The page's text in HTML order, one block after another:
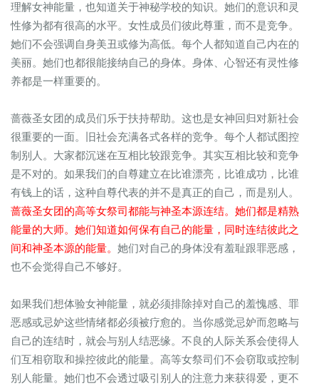
理解女神能量，也知道关于神秘学校的知识。她们的意识和灵
性修为都有很高的水平。女性成员们彼此尊重，而不是竞争。
她们不会强调自身美丑或修为高低。每个人都知道自己内在的
美丽。她们也都很能接纳自己的身体。身体、心智还有灵性修
养都是一样重要的。
蔷薇圣女团的成员们乐于扶持帮助。这也是女神回归对新社会
很重要的一面。旧社会充满各式各样的竞争。每个人都试图控
制别人。大家都沉迷在互相比较跟竞争。其实互相比较和竞争
是不对的。如果我们的自尊建立在比谁漂亮，比谁成功，比谁
有钱上的话，这种自尊代表的并不是真正的自己，而是别人。
蔷薇圣女团的高等女祭司都能与神圣本源连结。她们都是精熟
能量的大师。她们知道如何保有自己的能量，同时连结彼此之
间和神圣本源的能量。 她们对自己的身体没有羞耻跟罪恶感，
也不会觉得自己不够好。
如果我们想体验女神能量，就必须排除掉对自己的羞愧感、罪
恶感或忌妒这些情绪都必须被疗愈的。当你感觉忌妒而忽略与
自己的连结时，就会与别人结恶缘。不良的人际关系会使得人
们互相窃取和操控彼此的能量。高等女祭司们不会窃取或控制
别人能量。她们也不会透过吸引别人的注意力来获得爱，更不